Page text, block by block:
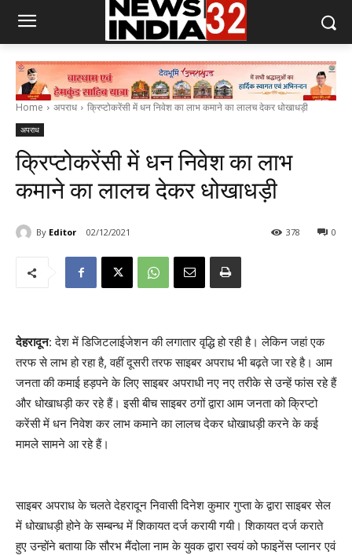
Home अपराध क्रिप्टोकरेंसी में धन निवेश का लाभ कमाने का लालच देकर धोखाधड़ी
अपराध
क्रिप्टोकरेंसी में धन निवेश का लाभ
कमाने का लालच देकर धोखाधड़ी
By Editor 02/12/2021 0
378
देहरादून: देश में डिजिटलाईजेशन की लगातार वृद्धि हो रही है। लेकिन जहां एक
तरफ से लाभ हो रहा है, वहीं दूसरी तरफ साइबर अपराध भी बढ़ते जा रहे है। आम
जनता की कमाई हड़पने के लिए साइबर अपराधी नए नए तरीके से उन्हें फांस रहे हैं
और धोखाधड़ी कर रहे हैं। इसी बीच साइबर ठगों द्वारा आम जनता को क्रिप्टो
करेंसी में धन निवेश कर लाभ कमाने का लालच देकर धोखाधड़ी करने के कई
मामले सामने आ रहे हैं।
साइबर अपराध के चलते देहरादून निवासी दिनेश कुमार गुप्ता के द्वारा साइबर सेल
में धोखाधड़ी होने के सम्बन्ध में शिकायत दर्ज करायी गयी। शिकायत दर्ज कराते
हुए उन्होंने बताया कि सौरभ मैंदोला नाम के युवक द्वारा स्वयं को फाइनेंस प्लानर एवं